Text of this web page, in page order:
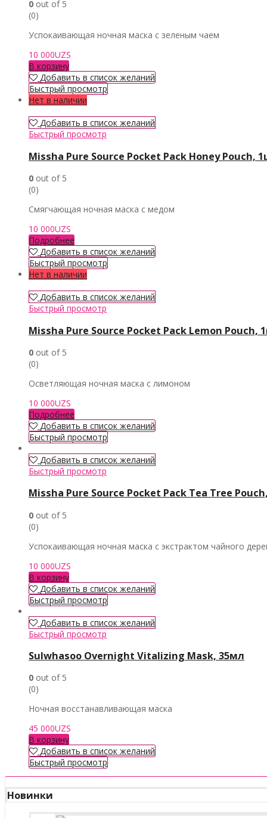
0 out of 5
(0)
Успокаивающая ночная маска с зеленым чаем
10 000UZS
В корзину
Добавить в список желаний
Быстрый просмотр
Нет в наличии
Добавить в список желаний
Быстрый просмотр
Missha Pure Source Pocket Pack Honey Pouch,
0 out of 5
(0)
Смягчающая ночная маска с медом
10 000UZS
Подробнее
Добавить в список желаний
Быстрый просмотр
Нет в наличии
Добавить в список желаний
Быстрый просмотр
Missha Pure Source Pocket Pack Lemon Pouch,
0 out of 5
(0)
Осветляющая ночная маска с лимоном
10 000UZS
Подробнее
Добавить в список желаний
Быстрый просмотр
Добавить в список желаний
Быстрый просмотр
Missha Pure Source Pocket Pack Tea Tree
0 out of 5
(0)
Успокаивающая ночная маска с экстрактом чайного
10 000UZS
В корзину
Добавить в список желаний
Быстрый просмотр
Добавить в список желаний
Быстрый просмотр
Sulwhasoo Overnight Vitalizing Mask, 35мл
0 out of 5
(0)
Ночная восстанавливающая маска
45 000UZS
В корзину
Добавить в список желаний
Быстрый просмотр
Новинки